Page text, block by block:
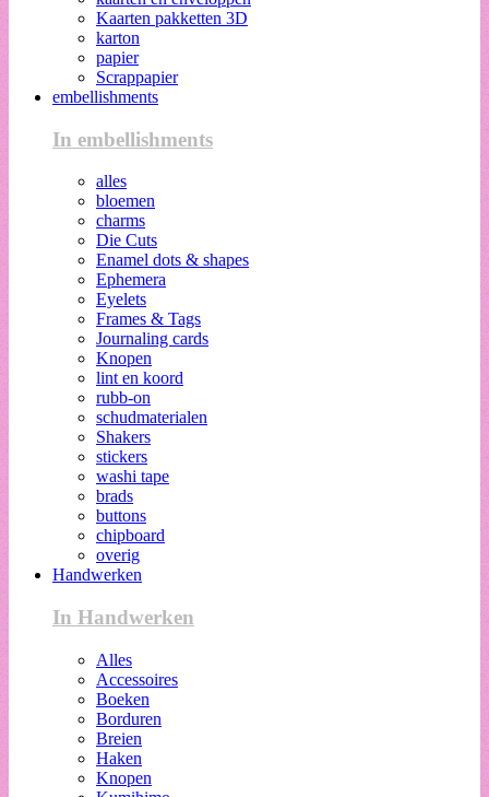
Kaarten pakketten 3D
karton
papier
Scrappapier
embellishments
In embellishments
alles
bloemen
charms
Die Cuts
Enamel dots & shapes
Ephemera
Eyelets
Frames & Tags
Journaling cards
Knopen
lint en koord
rubb-on
schudmaterialen
Shakers
stickers
washi tape
brads
buttons
chipboard
overig
Handwerken
In Handwerken
Alles
Accessoires
Boeken
Borduren
Breien
Haken
Knopen